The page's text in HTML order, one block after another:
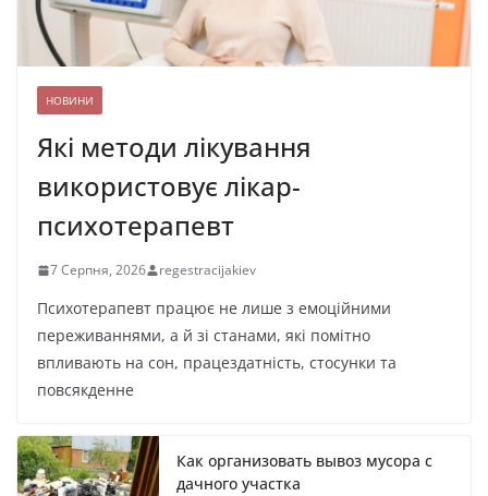
НОВИНИ
Які методи лікування
використовує лікар-
психотерапевт
7 Серпня, 2026 regestracijakiev
Психотерапевт працює не лише з емоційними
переживаннями, а й зі станами, які помітно
впливають на сон, працездатність, стосунки та
повсякденне
Как организовать вывоз мусора с
дачного участка